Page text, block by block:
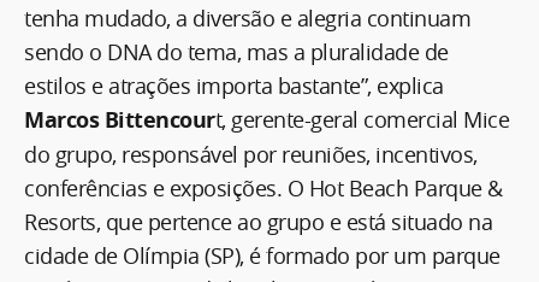
tenha mudado, a diversão e alegria continuam
sendo o DNA do tema, mas a pluralidade de
estilos e atrações importa bastante”, explica
Marcos Bittencourt, gerente-geral comercial Mice
do grupo, responsável por reuniões, incentivos,
conferências e exposições. O Hot Beach Parque &
Resorts, que pertence ao grupo e está situado na
cidade de Olímpia (SP), é formado por um parque